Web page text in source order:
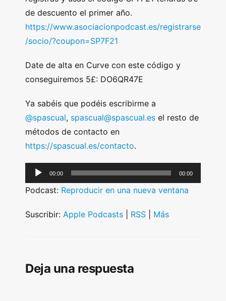
de descuento el primer año.
https://www.asociacionpodcast.es/registrarse
/socio/?coupon=SP7F21
Date de alta en Curve con este código y
conseguiremos 5£: DO6QR47E
Ya sabéis que podéis escribirme a
@spascual, spascual@spascual.es el resto de
métodos de contacto en
https://spascual.es/contacto.
u
i
a
00:00 00:00
Podcast: Reproducir en una nueva ventana
Suscribir: Apple Podcasts RSS Más
Deja una respuesta